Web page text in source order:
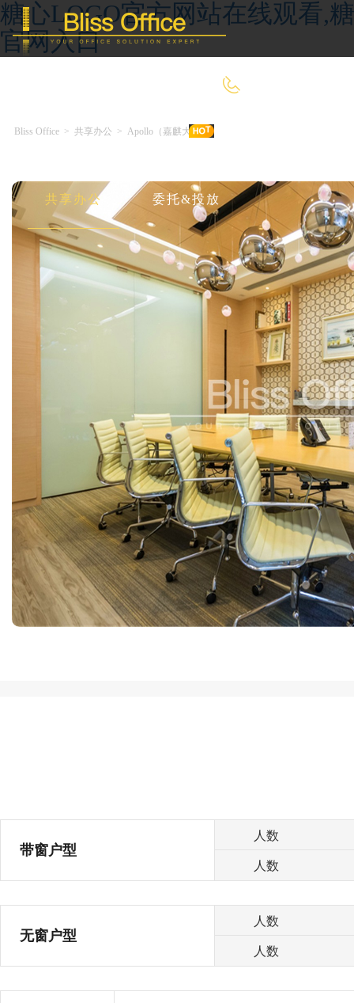
糖心LOGO官方网站在线观看,
官网入口
共享办公 委托&投放
Bliss Office > 共享办公 > Apollo（嘉麒大厦）
带窗户型
人数
人数
无窗户型
人数
人数